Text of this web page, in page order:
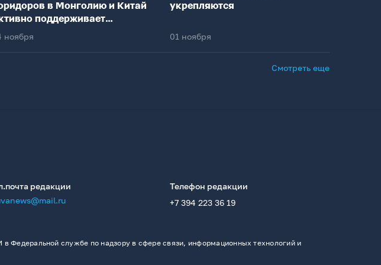
в Монголию и Китай
поддерживает
центр
ноября
укрепляются
01 ноября
Смотреть еще
редакции
Телефон редакции
+7 394 223 36 19
Федеральной службе по надзору в сфере связи, информационных технологий и